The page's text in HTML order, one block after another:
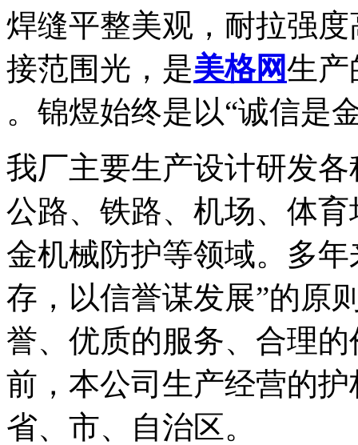
焊缝平整美观，耐拉强
接范围光，是美格网生产
。锦煜始终是以“诚信是
我厂主要生产设计研发各
公路、铁路、机场、体
金机械防护等领域。多
存，以信誉谋发展”的原
誉、优质的服务、合理
前，本公司生产经营的
省、市、自治区。